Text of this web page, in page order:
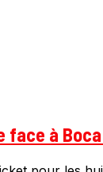
face à